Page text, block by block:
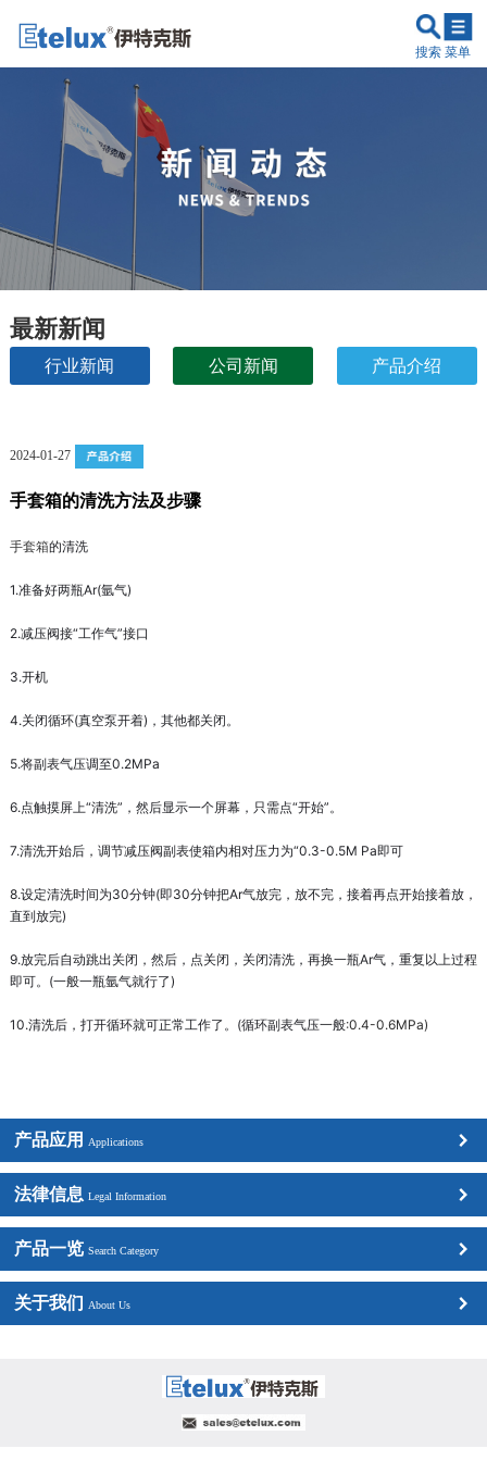
菜单
搜索
最新新闻
行业新闻 公司新闻 产品介绍
2024-01-27
手套箱的清洗方法及步骤
手套箱的清洗
1.准备好两瓶Ar(氩气)
2.减压阀接“工作气”接口
3.开机
4.关闭循环(真空泵开着)，其他都关闭。
5.将副表气压调至0.2MPa
6.点触摸屏上“清洗”，然后显示一个屏幕，只需点“开始”。
7.清洗开始后，调节减压阀副表使箱内相对压力为“0.3-0.5M Pa即可
8.设定清洗时间为30分钟(即30分钟把Ar气放完，放不完，接着再点开始接着放，
直到放完)
9.放完后自动跳出关闭，然后，点关闭，关闭清洗，再换一瓶Ar气，重复以上过程
即可。(一般一瓶氩气就行了)
10.清洗后，打开循环就可正常工作了。(循环副表气压一般:0.4-0.6MPa)
产品应用 Applications
法律信息Legal Information
产品一览Search Category
关于我们 About Us